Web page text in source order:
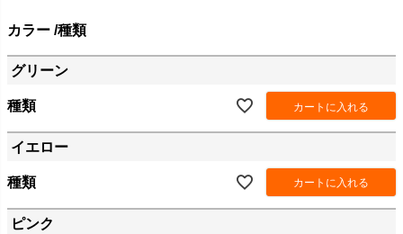
カラー 種類
グリーン
種類 カートに入れる
イエロー
種類 カートに入れる
ピンク